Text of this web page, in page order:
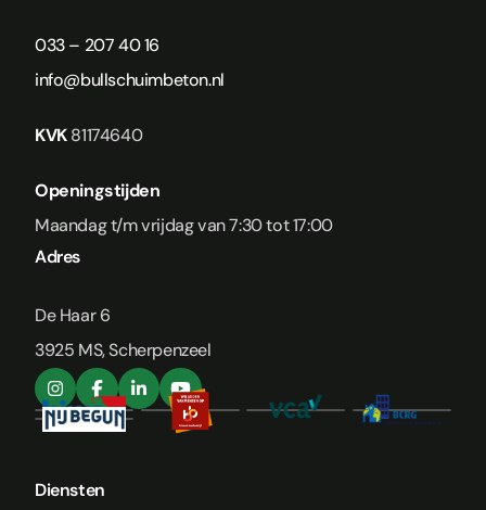
033 – 207 40 16
info@bullschuimbeton.nl
KVK81174640
Openingstijden
Maandag t/m vrijdag van 7:30 tot 17:00
Adres
De Haar 6
3925 MS, Scherpenzeel
Diensten